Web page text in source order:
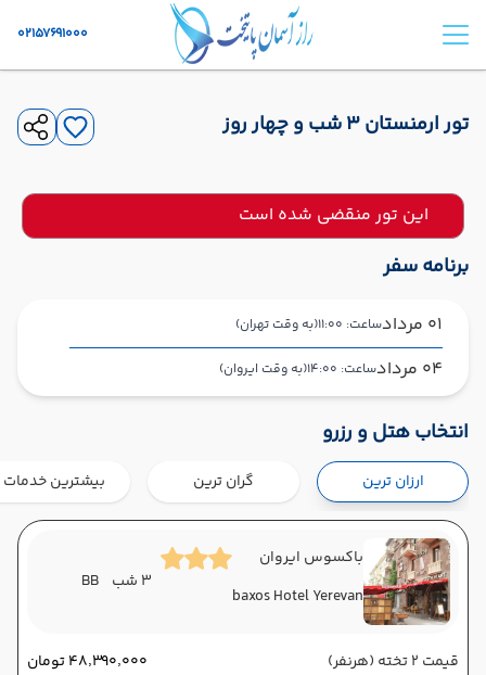
02157691000
تور ارمنستان 3 شب و چهار روز
این تور منقضی شده است
برنامه سفر
01 مرداد ساعت: 11:00 (به وقت تهران)
04 مرداد ساعت: 14:00 (به وقت ایروان)
شروع سفر تهران ,
فرودگاه بین‌المللی امام خمینی IKA
ایروان , فرودگاه بین‌المللی زوارتنوتس EVN
نوع سفر :هوایی (Economy) کاسپین
ساعت حرکت :
پایان سفر ایروان , فرودگاه بین‌المللی زوارتنوتس EVN
انتخاب هتل و رزرو
ارزان ترین گران ترین بیشترین خدمات
باکسوس ایروان
baxos Hotel Yerevan
3 شب BB
قیمت 2 تخته (هرنفر)
۴۸٬۳۹۰٬۰۰۰ تومان